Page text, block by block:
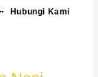
Hubungi Kami